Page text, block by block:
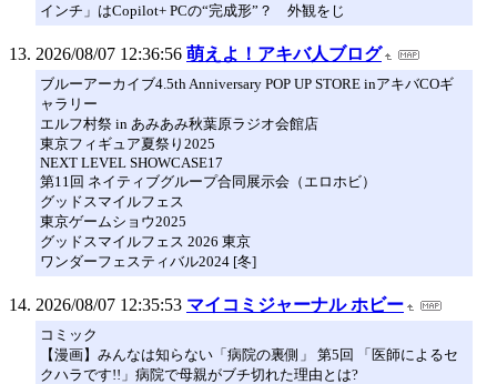
インチ」はCopilot+ PCの“完成形”？ 外観をじ
2026/08/07 12:36:56 萌えよ！アキバ人ブログ
ブルーアーカイブ4.5th Anniversary POP UP STORE inアキバCOギ
ャラリー
エルフ村祭 in あみあみ秋葉原ラジオ会館店
東京フィギュア夏祭り2025
NEXT LEVEL SHOWCASE17
第11回 ネイティブグループ合同展示会（エロホビ）
グッドスマイルフェス
東京ゲームショウ2025
グッドスマイルフェス 2026 東京
ワンダーフェスティバル2024 [冬]
2026/08/07 12:35:53 マイコミジャーナル ホビー
コミック
【漫画】みんなは知らない「病院の裏側」 第5回 「医師によるセ
クハラです!!」病院で母親がブチ切れた理由とは?